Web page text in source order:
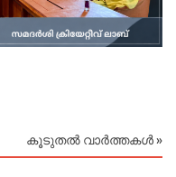
കൂടുതൽ വാർത്തകൾ »